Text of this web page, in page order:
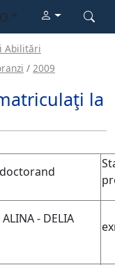
Abilitări
2009
la
- DELIA